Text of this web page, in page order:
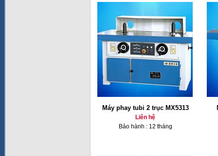
Máy phay tubi 2 trục MX5313
Liên hệ
Bảo hành : 12 tháng